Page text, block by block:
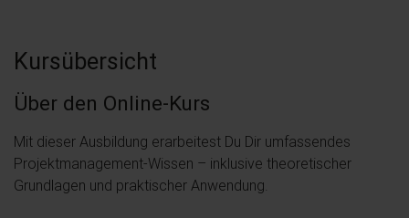
Kursübersicht
Über den Online-Kurs
Mit dieser Ausbildung erarbeitest Du Dir umfassendes
Projektmanagement-Wissen – inklusive theoretischer
Grundlagen und praktischer Anwendung.